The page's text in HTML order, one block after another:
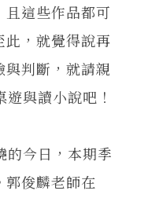
這些作品都可
，就覺得說再
判斷，就請親
與讀小說吧！
今日，本期季
俊麟老師在